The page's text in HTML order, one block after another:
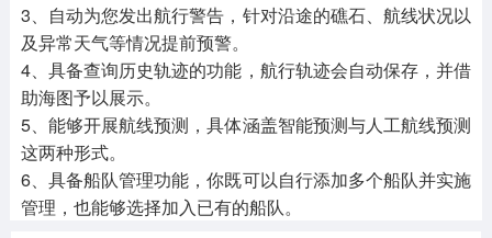
3、自动为您发出航行警告，针对沿途的礁石、航线状况以
及异常天气等情况提前预警。
4、具备查询历史轨迹的功能，航行轨迹会自动保存，并借
助海图予以展示。
5、能够开展航线预测，具体涵盖智能预测与人工航线预测
这两种形式。
6、具备船队管理功能，你既可以自行添加多个船队并实施
管理，也能够选择加入已有的船队。